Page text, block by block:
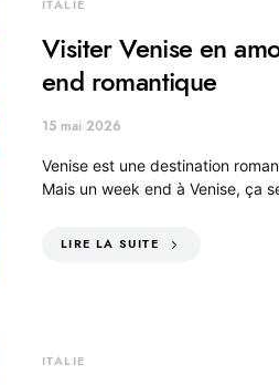
ITALIE
Visiter Venise en
end romantique
15 mai 2026
Venise est une destination
Mais un week end à Venise, ça
LIRE LA SUITE
ITALIE